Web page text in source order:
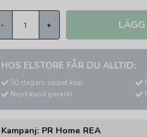
- +
HOS ELSTORE FÅR DU ALLTID:
30 dagars öppet köp
Nöjd kund garanti
Kampanj: PR Home REA